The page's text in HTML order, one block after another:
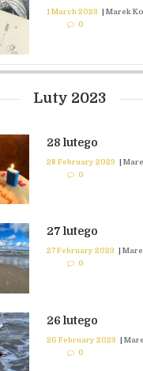
1 March 2023 | Marek
0
Luty 2023
28 lutego
28 February 2023 |
0
27 lutego
27 February 2023
0
26 lutego
26 February 2023 |
0